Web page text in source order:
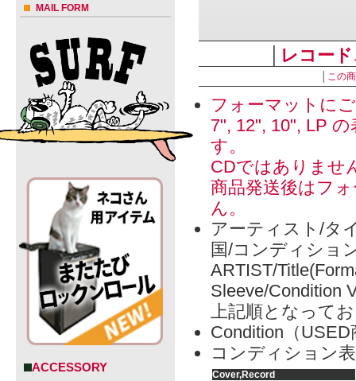
MAIL FORM
ACCESSORY
レコー
この
フォーマットに
7", 12", 10", LP
す。
CDではありませ
商品発送後はフ
ん。
アーティスト/タ
国/コンディショ
ARTIST/
Sleeve/Condition
上記順となって
Condition（
コンディション
Cover,Record